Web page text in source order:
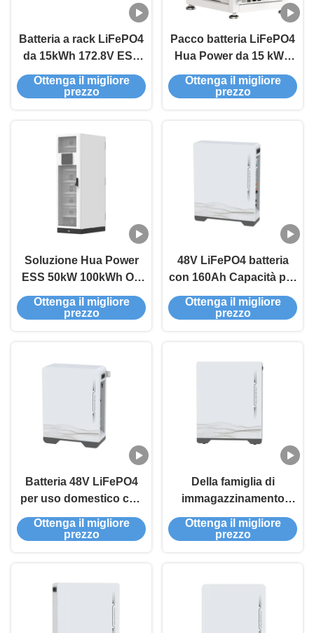
Batteria a rack LiFePO4
da 15kWh 172.8V ESS
commerciale per casa e
ufficio
Ottenga il migliore
prezzo
Pacco batteria LiFePO4
Hua Power da 15 kWh
per accumulo di energia
domestica
Ottenga il migliore
prezzo
Soluzione Hua Power
ESS 50kW 100kWh On
Grid Off Grid All-in-one
Batteria di stoccaggio
Ottenga il migliore
prezzo
48V LiFePO4 batteria
con 160Ah Capacità per
uso domestico
Ottenga il migliore
prezzo
Batteria 48V LiFePO4
per uso domestico con
capacità di 160Ah
Ottenga il migliore
prezzo
Della famiglia di
immagazzinamento
dell'energia di serie 48V
51.2V 200Ah AT48-
tipo da solo
Ottenga il migliore
prezzo